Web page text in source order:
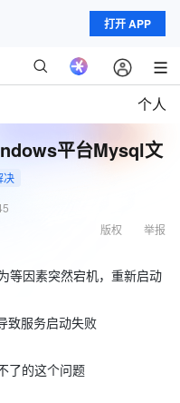
打开 APP
个人
平台Mysql文
决
举报
版权
等因素突然宕机，重新启动
致服务启动失败
了的这个问题